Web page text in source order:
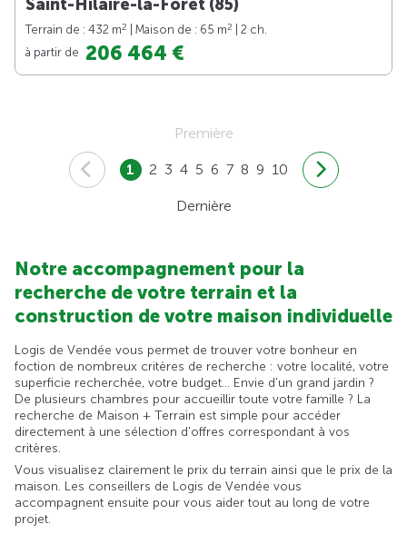
Saint-Hilaire-la-Forêt (85)
Terrain de : 432 m2 | Maison de : 65 m2
| 2 ch.
à partir de 206 464 €
Première
1 2 3 4 5 6 7 8 9 10
Dernière
Notre accompagnement pour la
recherche de votre terrain et la
construction de votre maison individuelle
Logis de Vendée vous permet de trouver votre bonheur en
foction de nombreux critères de recherche : votre localité, votre
superficie recherchée, votre budget... Envie d'un grand jardin ?
De plusieurs chambres pour accueillir toute votre famille ? La
recherche de Maison + Terrain est simple pour accéder
directement à une sélection d'offres correspondant à vos
critères.
Vous visualisez clairement le prix du terrain ainsi que le prix de la
maison. Les conseillers de Logis de Vendée vous
accompagnent ensuite pour vous aider tout au long de votre
projet.